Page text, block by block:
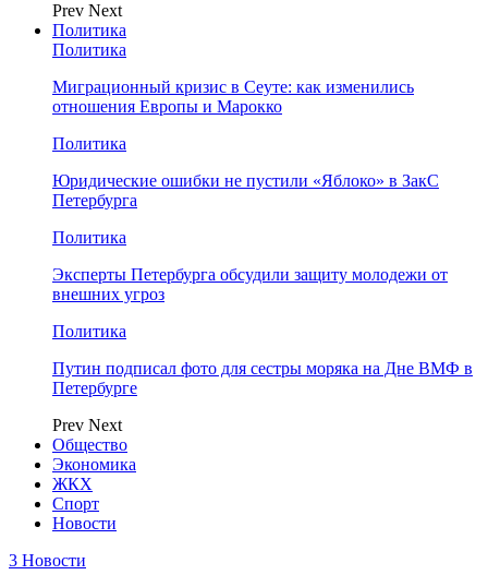
Prev Next
Политика
Политика
Миграционный кризис в Сеуте: как изменились
отношения Европы и Марокко
Политика
Юридические ошибки не пустили «Яблоко» в ЗакС
Петербурга
Политика
Эксперты Петербурга обсудили защиту молодежи от
внешних угроз
Политика
Путин подписал фото для сестры моряка на Дне ВМФ в
Петербурге
Prev Next
Общество
Экономика
ЖКХ
Спорт
Новости
3 Новости